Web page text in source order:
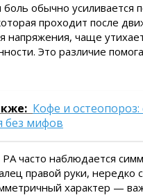
боль обычно усиливается
проходит после
напряжения, чаще
Это различие
Кофе и
без мифов
часто наблюдается
правой руки,
характер —